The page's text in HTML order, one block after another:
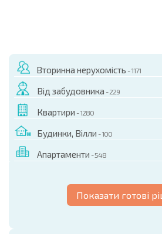
Вторинна нерухомість - 1171
Від забудовника - 229
Квартири - 1280
Будинки, Вілли - 100
Апартаменти - 548
Показати готові